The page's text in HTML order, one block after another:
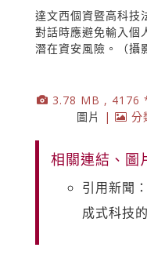
達文西個資暨高科技
對話時應避免輸入個
潛在資安風險。（攝
3.78 MB , 4176
圖片
| 分
相關連結、圖
引用新聞
成式科技